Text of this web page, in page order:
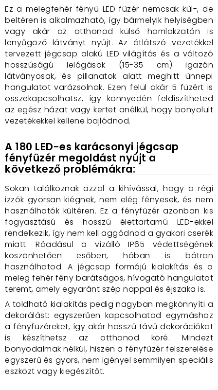
Ez a melegfehér fényű LED füzér nemcsak kül-, de
beltéren is alkalmazható, így bármelyik helyiségben
vagy akár az otthonod külső homlokzatán is
lenyűgöző látványt nyújt. Az átlátszó vezetékkel
tervezett jégcsap alakú LED világítás és a változó
hosszúságú lelógások (15-35 cm) igazán
látványosak, és pillanatok alatt meghitt ünnepi
hangulatot varázsolnak. Ezen felül akár 5 füzért is
összekapcsolhatsz, így könnyedén feldíszítheted
az egész házat vagy kertet anélkül, hogy bonyolult
vezetékekkel kellene bajlódnod.
A 180 LED-es karácsonyi jégcsap
fényfüzér megoldást nyújt a
következő problémákra:
Sokan találkoznak azzal a kihívással, hogy a régi
izzók gyorsan kiégnek, nem elég fényesek, és nem
használhatók kültéren. Ez a fényfüzér azonban kis
fogyasztású és hosszú élettartamú LED-ekkel
rendelkezik, így nem kell aggódnod a gyakori cserék
miatt. Ráadásul a vízálló IP65 védettségének
köszönhetően esőben, hóban is bátran
használhatod. A jégcsap formájú kialakítás és a
meleg fehér fény barátságos, hívogató hangulatot
teremt, amely egyaránt szép nappal és éjszaka is.
A toldható kialakítás pedig nagyban megkönnyíti a
dekorálást: egyszerűen kapcsolhatod egymáshoz
a fényfüzéreket, így akár hosszú távú dekorációkat
is készíthetsz az otthonod köré. Mindezt
bonyodalmak nélkül, hiszen a fényfüzér felszerelése
egyszerű és gyors, nem igényel semmilyen speciális
eszközt vagy kiegészítőt.